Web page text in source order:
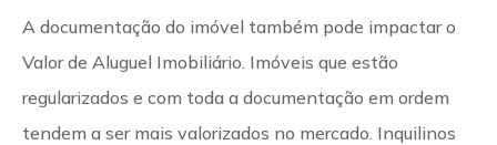
A documentação do imóvel também pode impactar o
Valor de Aluguel Imobiliário. Imóveis que estão
regularizados e com toda a documentação em ordem
tendem a ser mais valorizados no mercado. Inquilinos